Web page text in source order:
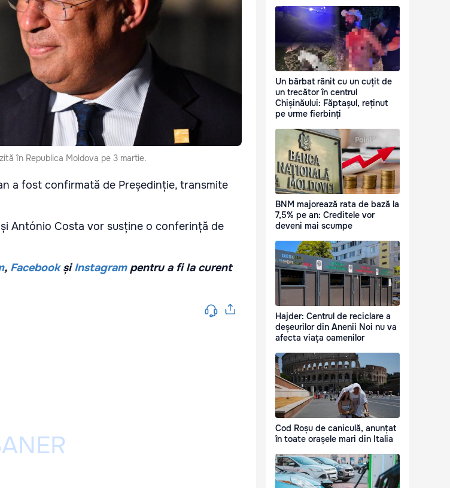
în Republica Moldova pe 3 martie.
a fost confirmată de Președinție, transmite
António Costa vor susține o conferință de
, Facebook șiInstagrampentru a fi la curent
Un bărbat rănit cu un cuțit de
un trecător în centrul
Chișinăului: Făptașul, reținut
pe urme fierbinți
BNM majorează rata de bază la
7,5% pe an: Creditele vor
deveni mai scumpe
Hajder: Centrul de reciclare a
deșeurilor din Anenii Noi nu va
afecta viața oamenilor
Cod Roșu de caniculă, anunțat
în toate orașele mari din Italia